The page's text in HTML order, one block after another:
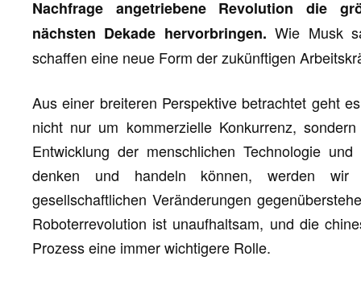
Nachfrage angetriebene Revolution die
nächsten Dekade hervorbringen. Wie Musk
schaffen eine neue Form der zukünftigen
Aus einer breiteren Perspektive betrachtet geht
nicht nur um kommerzielle Konkurrenz,
Entwicklung der menschlichen Technologie
denken und handeln können, werden wir
gesellschaftlichen Veränderungen
Roboterrevolution ist unaufhaltsam, und die
Prozess eine immer wichtigere Rolle.